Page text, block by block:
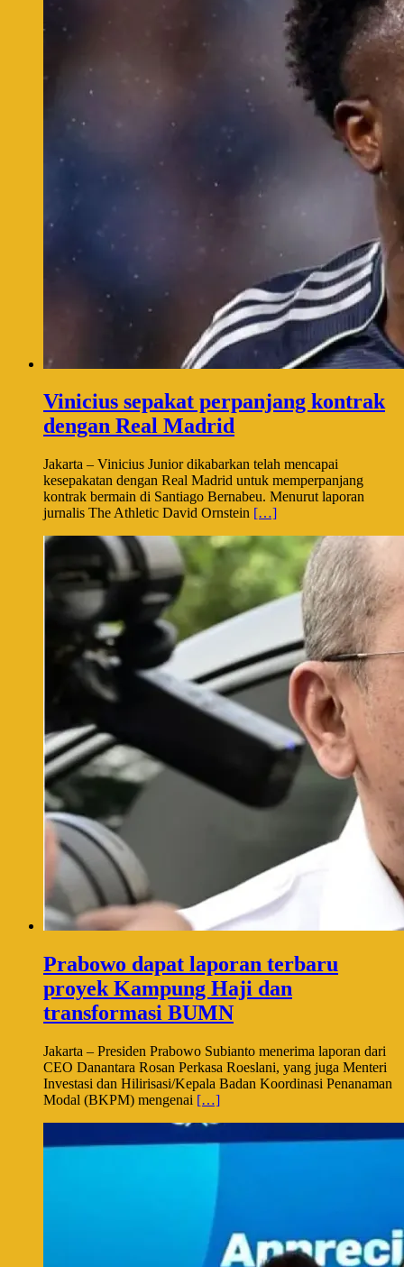
Vinicius sepakat perpanjang kontrak
dengan Real Madrid
Jakarta – Vinicius Junior dikabarkan telah mencapai
kesepakatan dengan Real Madrid untuk memperpanjang
kontrak bermain di Santiago Bernabeu. Menurut laporan
jurnalis The Athletic David Ornstein […]
Prabowo dapat laporan terbaru
proyek Kampung Haji dan
transformasi BUMN
Jakarta – Presiden Prabowo Subianto menerima laporan dari
CEO Danantara Rosan Perkasa Roeslani, yang juga Menteri
Investasi dan Hilirisasi/Kepala Badan Koordinasi Penanaman
Modal (BKPM) mengenai […]